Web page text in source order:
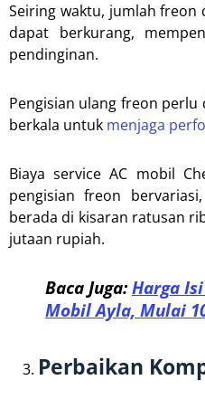
Seiring waktu, jumlah freon
dapat berkurang,
pendinginan.
Pengisian ulang freon perlu
berkala untuk menjaga
Biaya service AC mobil
pengisian freon
berada di kisaran ratusan
jutaan rupiah.
Baca Juga:Harga
Mobil Ayla, Mulai
Perbaikan